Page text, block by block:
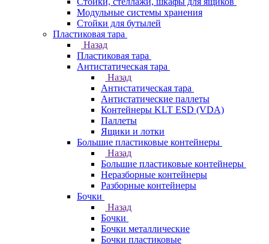
Модульные системы хранения
Стойки для бутылей
Пластиковая тара
Назад
Пластиковая тара
Антистатическая тара
Назад
Антистатическая тара
Антистатические паллеты
Контейнеры KLT ESD (VDA)
Паллеты
Ящики и лотки
Большие пластиковые контейнеры
Назад
Большие пластиковые контейнеры
Неразборные контейнеры
Разборные контейнеры
Бочки
Назад
Бочки
Бочки металлические
Бочки пластиковые